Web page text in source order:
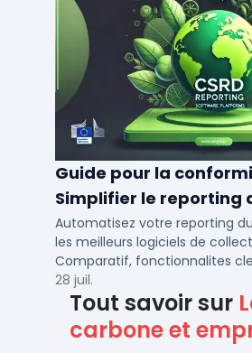
Guide pour la
Simplifier le reporting
des logiciels
Automatisez votre reporting
les meilleurs logiciels de
Comparatif, fonctionnalites
choix pour PME et ETI en 2026.
28 juil.
Tout savoir sur
carbone et